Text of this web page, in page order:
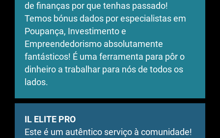
de finanças por que tenhas passado!
Temos bónus dados por especialistas em
Poupança, Investimento e
Empreendedorismo absolutamente
fantásticos! É uma ferramenta para pôr o
dinheiro a trabalhar para nós de todos os
lados.
IL ELITE PRO
Este é um autêntico serviço à comunidade!